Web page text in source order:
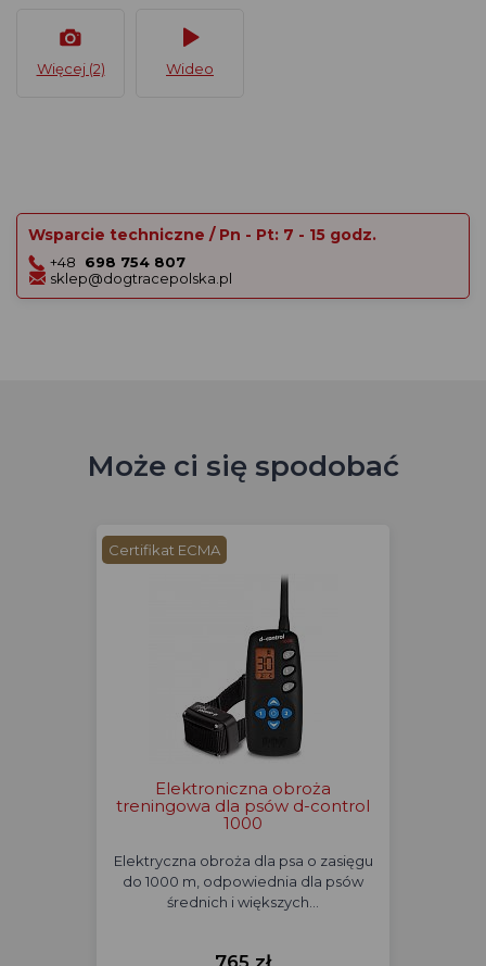
Więcej (2) Wideo
Wsparcie techniczne / Pn - Pt: 7 - 15 godz.
+48
698 754 807
sklep@dogtracepolska.pl
Może ci się spodobać
Certifikat ECMA
Elektroniczna obroża
treningowa dla psów d-control
1000
Elektryczna obroża dla psa o zasięgu
do 1000 m, odpowiednia dla psów
średnich i większych…
765 zł